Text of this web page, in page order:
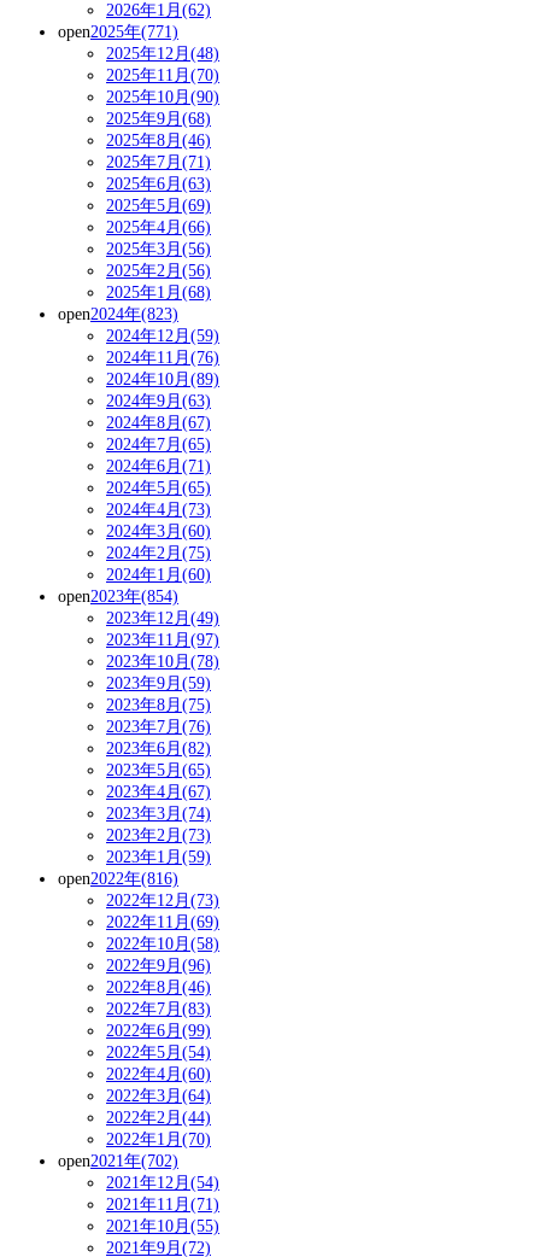
2026年1月(62)
open2025年(771)
2025年12月(48)
2025年11月(70)
2025年10月(90)
2025年9月(68)
2025年8月(46)
2025年7月(71)
2025年6月(63)
2025年5月(69)
2025年4月(66)
2025年3月(56)
2025年2月(56)
2025年1月(68)
open2024年(823)
2024年12月(59)
2024年11月(76)
2024年10月(89)
2024年9月(63)
2024年8月(67)
2024年7月(65)
2024年6月(71)
2024年5月(65)
2024年4月(73)
2024年3月(60)
2024年2月(75)
2024年1月(60)
open2023年(854)
2023年12月(49)
2023年11月(97)
2023年10月(78)
2023年9月(59)
2023年8月(75)
2023年7月(76)
2023年6月(82)
2023年5月(65)
2023年4月(67)
2023年3月(74)
2023年2月(73)
2023年1月(59)
open2022年(816)
2022年12月(73)
2022年11月(69)
2022年10月(58)
2022年9月(96)
2022年8月(46)
2022年7月(83)
2022年6月(99)
2022年5月(54)
2022年4月(60)
2022年3月(64)
2022年2月(44)
2022年1月(70)
open2021年(702)
2021年12月(54)
2021年11月(71)
2021年10月(55)
2021年9月(72)